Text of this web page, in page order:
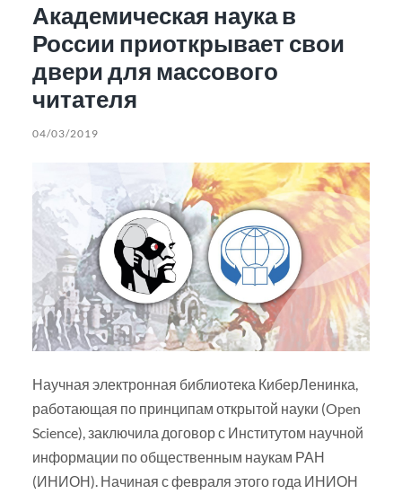
Академическая наука в
России приоткрывает свои
двери для массового
читателя
04/03/2019
Научная электронная библиотека КиберЛенинка,
работающая по принципам открытой науки (Open
Science), заключила договор с Институтом научной
информации по общественным наукам РАН
(ИНИОН). Начиная с февраля этого года ИНИОН